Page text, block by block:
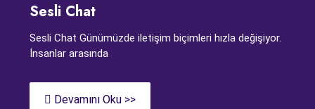
Sesli Chat
Sesli Chat Günümüzde iletişim biçimleri hızla değişiyor.
İnsanlar arasında
Devamını Oku >>